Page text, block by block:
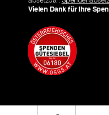
Vielen Dank für Ihre